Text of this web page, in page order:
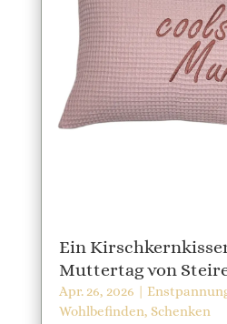
Ein
Muttertag von
Apr. 26, 2026
Wohlbefinden, Schenken